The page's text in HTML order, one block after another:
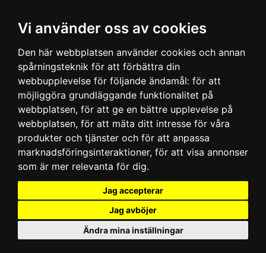
Vi använder oss av cookies
Den här webbplatsen använder cookies och annan
spårningsteknik för att förbättra din
webbupplevelse för följande ändamål: för att
möjliggöra grundläggande funktionalitet på
webbplatsen, för att ge en bättre upplevelse på
webbplatsen, för att mäta ditt intresse för våra
produkter och tjänster och för att anpassa
marknadsföringsinteraktioner, för att visa annonser
som är mer relevanta för dig.
Jag accepterar
Jag avböjer
Ändra mina inställningar